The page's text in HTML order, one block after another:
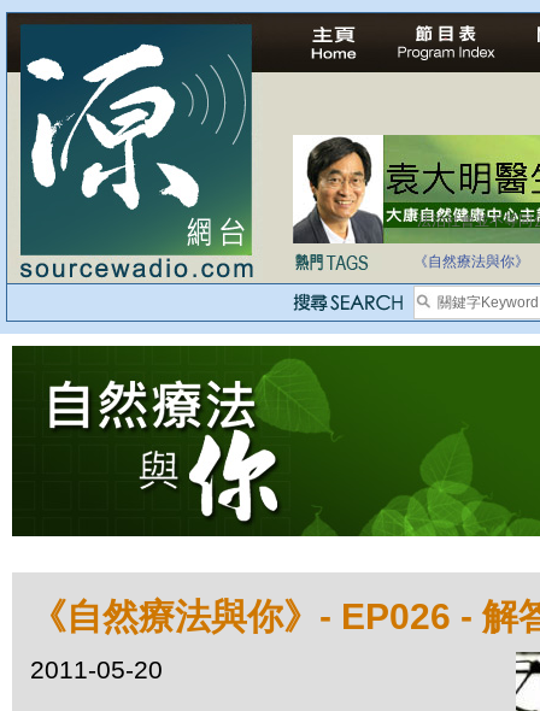
法治社會並不等同
《自然療法與你》
《自然療法與你》- EP026 - 解
2011-05-20